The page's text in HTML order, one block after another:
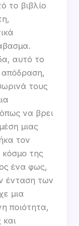
το βιβλίο
αυτό το
απόδραση,
τους
να βρει
μιας
τον
της
ένα φως,
ένταση των
μια
ποιότητα,